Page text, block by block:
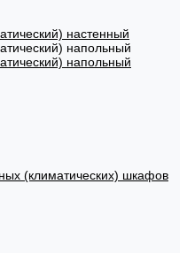
настенный
напольный
напольный
(климатических) шкафов